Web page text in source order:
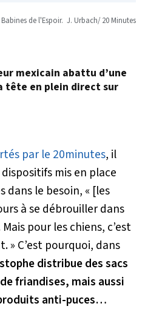
de l'Espoir. J. Urbach/ 20 Minutes
mexicain abattu d’une
tête en plein direct sur
par le 20minutes, il
mis en place
dans le besoin, « [les
à se débrouiller dans
pour les chiens, c’est
» C’est pourquoi, dans
distribue des sacs
friandises, mais aussi
anti-puces…